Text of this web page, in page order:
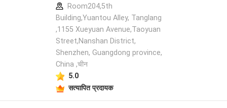
Room204,5th
Building,Yuantou Alley, Tanglang
,1155 Xueyuan Avenue,Taoyuan
Street,Nanshan District,
Shenzhen, Guangdong province,
China ,चीन
5.0
सत्यापित प्रदायक